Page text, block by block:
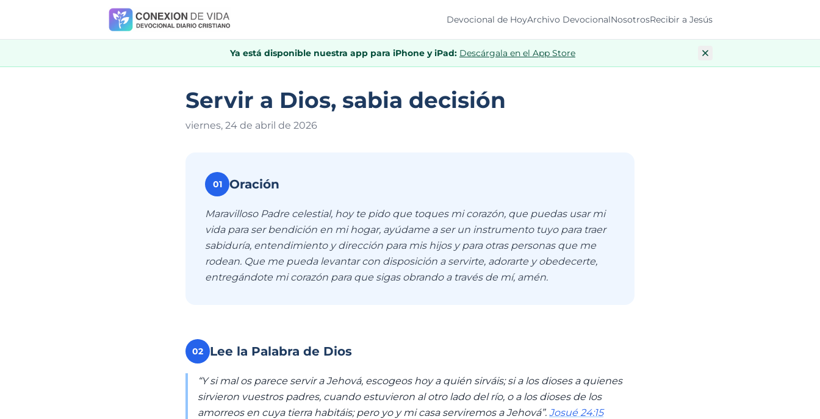
Devocional de HoyArchivo DevocionalNosotrosRecibir a Jesús
Ya está disponible nuestra app para iPhone y iPad: Descárgala en el App Store
Servir a Dios, sabia decisión
viernes, 24 de abril de 2026
01 Oración
Maravilloso Padre celestial, hoy te pido que toques mi corazón, que puedas usar mi
vida para ser bendición en mi hogar, ayúdame a ser un instrumento tuyo para traer
sabiduría, entendimiento y dirección para mis hijos y para otras personas que me
rodean. Que me pueda levantar con disposición a servirte, adorarte y obedecerte,
entregándote mi corazón para que sigas obrando a través de mí, amén.
02 Lee la Palabra de Dios
“Y si mal os parece servir a Jehová, escogeos hoy a quién sirváis; si a los dioses a quienes
sirvieron vuestros padres, cuando estuvieron al otro lado del río, o a los dioses de los
amorreos en cuya tierra habitáis; pero yo y mi casa serviremos a Jehová”. Josué 24:15